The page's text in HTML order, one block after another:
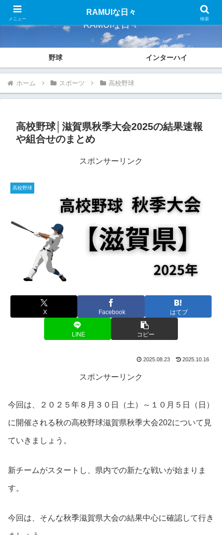
RAMUIな日々
野球 インターハイ
ホーム スポーツ 高校野球
高校野球│滋賀県秋季大会2025の結果速報
や組合せのまとめ
スポンサーリンク
高校野球
X Facebook はてブ
LINE コピー
2025.08.23 2025.10.16
スポンサーリンク
今回は、２０２５年８月３０日（土）～１０月５日（日）
に開催される秋の高校野球滋賀県秋季大会202について見
ていきましょう。
新チームがスタートし、県内での新たな戦いが始まりま
す。
今回は、そんな秋季滋賀県大会の結果中心に確認して行き
メニュー
RAMUIな日々
検索